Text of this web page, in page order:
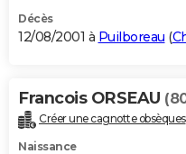
Décès
12/08/2001 à Puilboreau (
Francois ORSEAU
Créer une cagnotte obsèques
Naissance